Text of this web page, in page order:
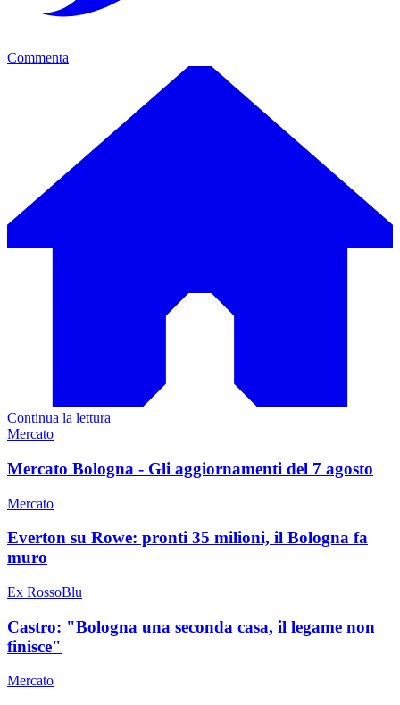
Commenta
Continua la lettura
Mercato
Mercato Bologna - Gli aggiornamenti del 7 agosto
Mercato
Everton su Rowe: pronti 35 milioni, il Bologna fa
muro
Ex RossoBlu
Castro: "Bologna una seconda casa, il legame non
finisce"
Mercato